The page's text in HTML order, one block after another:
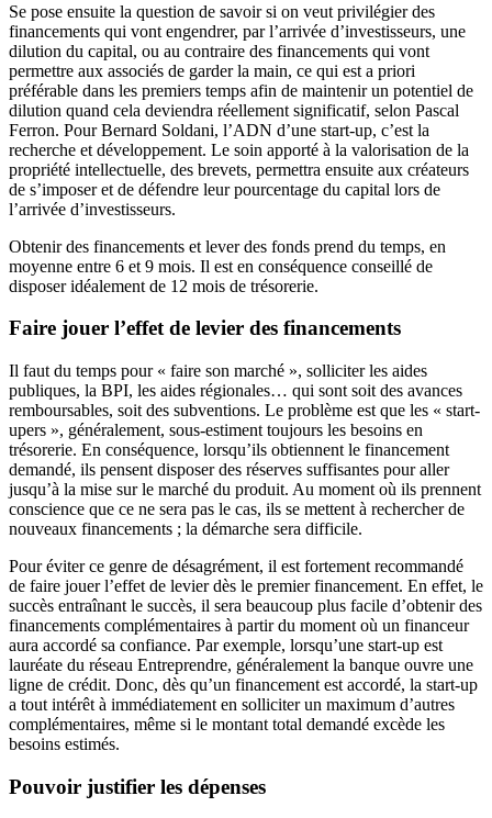
Se pose ensuite la question de savoir si on veut privilégier des
financements qui vont engendrer, par l’arrivée d’investisseurs, une
dilution du capital, ou au contraire des financements qui vont
permettre aux associés de garder la main, ce qui est a priori
préférable dans les premiers temps afin de maintenir un potentiel de
dilution quand cela deviendra réellement significatif, selon Pascal
Ferron. Pour Bernard Soldani, l’ADN d’une start-up, c’est la
recherche et développement. Le soin apporté à la valorisation de la
propriété intellectuelle, des brevets, permettra ensuite aux créateurs
de s’imposer et de défendre leur pourcentage du capital lors de
l’arrivée d’investisseurs.
Obtenir des financements et lever des fonds prend du temps, en
moyenne entre 6 et 9 mois. Il est en conséquence conseillé de
disposer idéalement de 12 mois de trésorerie.
Faire jouer l’effet de levier des financements
Il faut du temps pour « faire son marché », solliciter les aides
publiques, la BPI, les aides régionales… qui sont soit des avances
remboursables, soit des subventions. Le problème est que les « start-
upers », généralement, sous-estiment toujours les besoins en
trésorerie. En conséquence, lorsqu’ils obtiennent le financement
demandé, ils pensent disposer des réserves suffisantes pour aller
jusqu’à la mise sur le marché du produit. Au moment où ils prennent
conscience que ce ne sera pas le cas, ils se mettent à rechercher de
nouveaux financements ; la démarche sera difficile.
Pour éviter ce genre de désagrément, il est fortement recommandé
de faire jouer l’effet de levier dès le premier financement. En effet, le
succès entraînant le succès, il sera beaucoup plus facile d’obtenir des
financements complémentaires à partir du moment où un financeur
aura accordé sa confiance. Par exemple, lorsqu’une start-up est
lauréate du réseau Entreprendre, généralement la banque ouvre une
ligne de crédit. Donc, dès qu’un financement est accordé, la start-up
a tout intérêt à immédiatement en solliciter un maximum d’autres
complémentaires, même si le montant total demandé excède les
besoins estimés.
Pouvoir justifier les dépenses